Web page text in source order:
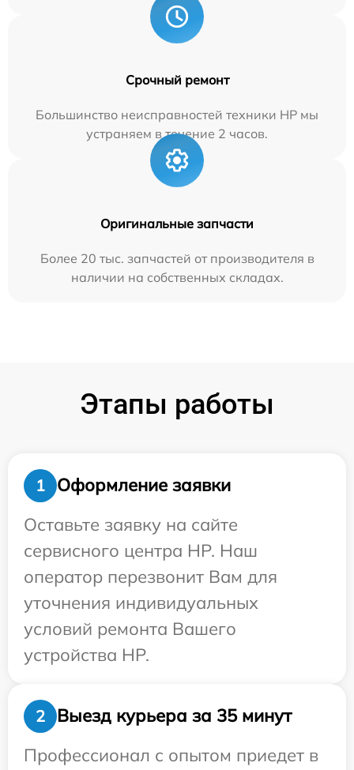
Срочный ремонт
Большинство неисправностей техники HP мы
устраняем в течение 2 часов.
Оригинальные запчасти
Более 20 тыс. запчастей от производителя в
наличии на собственных складах.
Этапы работы
1
Оформление заявки
Оставьте заявку на сайте
сервисного центра HP. Наш
оператор перезвонит Вам для
уточнения индивидуальных
условий ремонта Вашего
устройства HP.
2
Выезд курьера за 35 минут
Профессионал с опытом приедет в